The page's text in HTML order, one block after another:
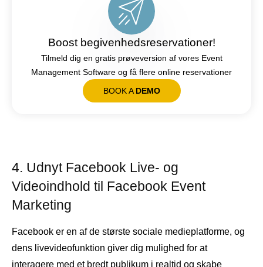
Boost begivenhedsreservationer!
Tilmeld dig en gratis prøveversion af vores Event
Management Software og få flere online reservationer
BOOK A DEMO
4. Udnyt Facebook Live- og
Videoindhold til Facebook Event
Marketing
Facebook er en af ​​de største sociale medieplatforme, og
dens livevideofunktion giver dig mulighed for at
interagere med et bredt publikum i realtid og skabe